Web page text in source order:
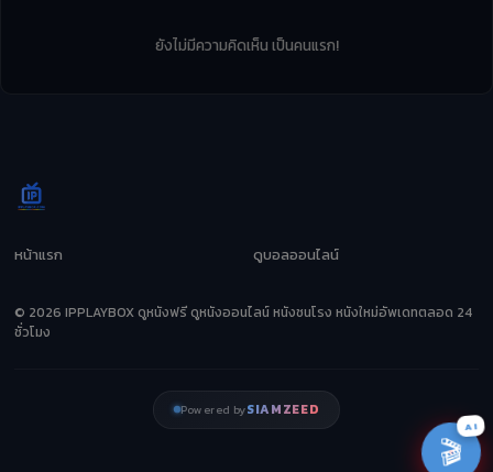
ยังไม่มีความคิดเห็น เป็นคนแรก!
หน้าแรก ดูบอลออนไลน์
© 2026 IPPLAYBOX ดูหนังฟรี ดูหนังออนไลน์ หนังชนโรง หนังใหม่อัพเดทตลอด 24
ชั่วโมง
Powered bySIAMZEED
🎬
AI